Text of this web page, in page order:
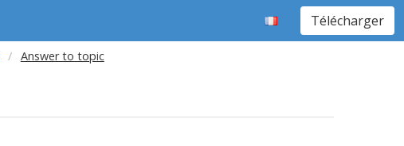
Télécharger
Answer to topic